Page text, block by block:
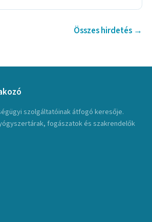
Összes hirdetés →
szolgáltatóinak átfogó keresője.
fogászatok és szakrendelők